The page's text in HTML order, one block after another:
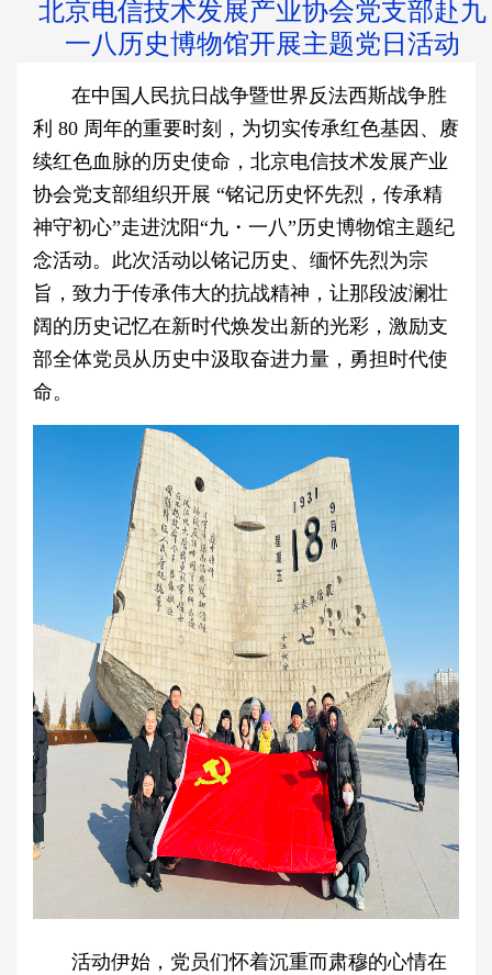
北京电信技术发展产业协会党支部赴九
一八历史博物馆开展主题党日活动
在中国人民抗日战争暨世界反法西斯战争胜
利 80 周年的重要时刻，为切实传承红色基因、赓
续红色血脉的历史使命，北京电信技术发展产业
协会党支部组织开展 “铭记历史怀先烈，传承精
神守初心”走进沈阳“九・一八”历史博物馆主题纪
念活动。此次活动以铭记历史、缅怀先烈为宗
旨，致力于传承伟大的抗战精神，让那段波澜壮
阔的历史记忆在新时代焕发出新的光彩，激励支
部全体党员从历史中汲取奋进力量，勇担时代使
命。
活动伊始，党员们怀着沉重而肃穆的心情在